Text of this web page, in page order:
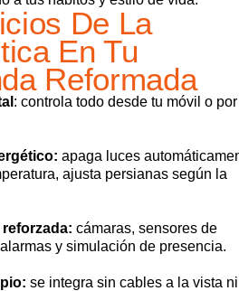
De La
En Tu
Reformada
: controla todo desde tu móvil o por
: apaga luces
ajusta persianas según la
: cámaras, sensores de
y simulación de presencia.
: se integra sin cables a la vista ni